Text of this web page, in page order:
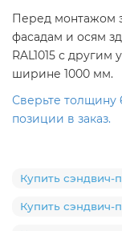
Перед монтажом
фасадам и осям
RAL1015 с
ширине 1000 мм.
Сверьте
позиции в заказ.
Купить сэндвич-
Купить сэндвич-